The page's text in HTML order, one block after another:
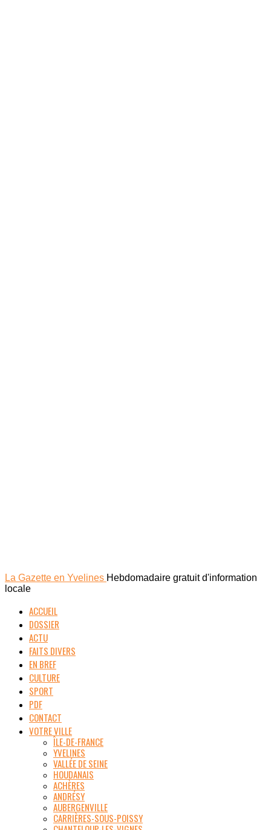
La Gazette en Yvelines Hebdomadaire gratuit d'information
locale
ACCUEIL
DOSSIER
ACTU
FAITS DIVERS
EN BREF
CULTURE
SPORT
PDF
CONTACT
VOTRE VILLE
ÎLE-DE-FRANCE
YVELINES
VALLÉE DE SEINE
HOUDANAIS
ACHÈRES
ANDRÉSY
AUBERGENVILLE
CARRIÈRES-SOUS-POISSY